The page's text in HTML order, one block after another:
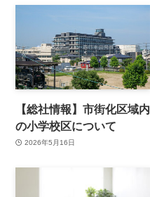
【総社情報】市街化区域内
の小学校区について
2026年5月16日